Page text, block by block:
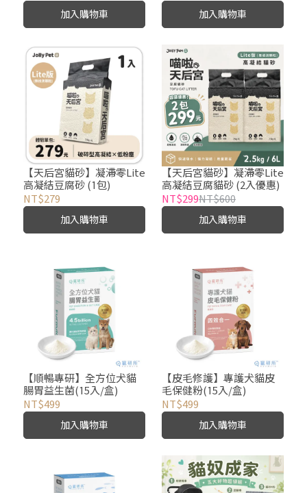
加入購物車 加入購物車
【天后宮貓砂】凝滯零Lite
高凝結豆腐砂 (1包)
NT$279
加入購物車
【天后宮貓砂】凝滯零Lite
高凝結豆腐貓砂 (2入優惠)
NT$299NT$600
加入購物車
【順暢專研】全方位犬貓
腸胃益生菌(15入/盒)
NT$499
加入購物車
【皮毛修護】專護犬貓皮
毛保健粉(15入/盒)
NT$499
加入購物車